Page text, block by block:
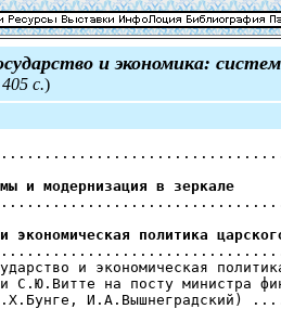
и экономика:
с.)
и модернизация в зеркале
политика
и экономическая
С.Ю.Витте на посту министра
И.А.Вышнеградский)